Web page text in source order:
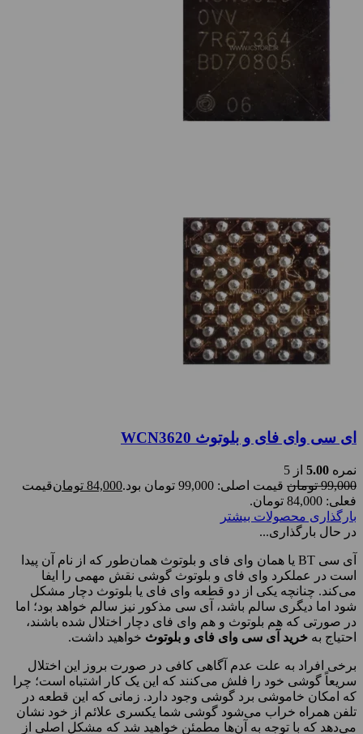
ای سی وای فای و بلوتوث WCN3620
نمره 5.00 از 5
99,000 تومان قیمت اصلی: 99,000 تومان بود. 84,000 تومانقیمت
فعلی: 84,000 تومان.
بارگذاری محصولات بیشتر
در حال بارگذاری...
آی سی BT یا همان وای فای و بلوتوث همان‌طور که از نام آن پیدا
است در عملکرد وای فای و بلوتوث گوشی نقش مهمی را ایفا
می‌کند. چنانچه یکی از دو قطعه وای فای یا بلوتوث دچار مشکل
شود اما دیگری سالم باشد، آی سی مذکور نیز سالم خواهد بود؛ اما
در صورتی که هم بلوتوث و هم وای فای دچار اختلال شده باشند،
احتیاج به خرید آی سی وای فای و بلوتوث خواهید داشت.
برخی افراد به علت عدم آگاهی کافی در صورت بروز این اختلال
سریعاً گوشی خود را فلش می‌کنند که این یک کار اشتباه است؛ چرا
که امکان خاموشی برد گوشی وجود دارد. زمانی که این قطعه در
تلفن همراه خراب می‌شود گوشی شما یکسری علائم از خود نشان
می‌دهد که با توجه به آن‌ها مطمئن خواهید شد که مشکل اصلی از